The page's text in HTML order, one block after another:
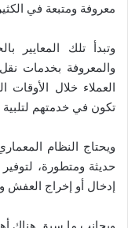
معروفة ومتبعة في
وتبدأ تلك المعايير
العملاء خلال
تكون في خدمتهم لتلبية
ويحتاج النظام
حديثة ومتطورة،
إدخال أو إخراج
وبجانب ما سبق هناك